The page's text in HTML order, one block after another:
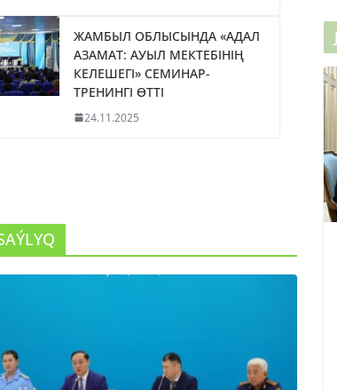
ЖАМБЫЛ ОБЛЫСЫНДА «АДАЛ
АЗАМАТ: АУЫЛ МЕКТЕБІНІҢ
КЕЛЕШЕГІ» СЕМИНАР-
ТРЕНИНГІ ӨТТІ
24.11.2025